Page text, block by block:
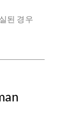
된 경우